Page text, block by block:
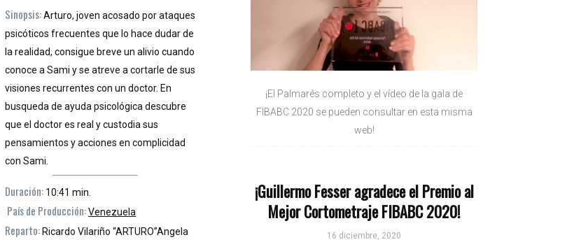
Sinopsis:Arturo, joven acosado por ataques
psicóticos frecuentes que lo hace dudar de
la realidad, consigue breve un alivio cuando
conoce a Sami y se atreve a cortarle de sus
visiones recurrentes con un doctor. En
busqueda de ayuda psicológica descubre
que el doctor es real y custodia sus
pensamientos y acciones en complicidad
con Sami.
Duración: 10:41 min.
País de Producción:Venezuela
Reparto:Ricardo Vilariño “ARTURO”Angela
¡El Palmarés completo y el vídeo de la gala de
FIBABC 2020 se pueden consultar en esta misma
web!
¡Guillermo Fesser agradece el Premio al
Mejor Cortometraje FIBABC 2020!
16 diciembre, 2020